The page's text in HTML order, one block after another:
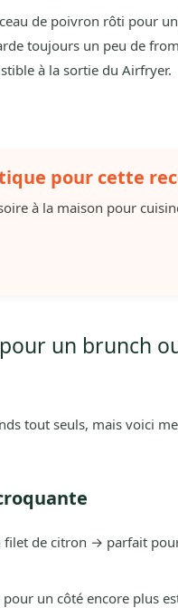
de poivron rôti pour
toujours un peu de
à la sortie du Airfryer.
pour cette
à la maison pour
un brunch
tout seuls, mais voici
filet de citron → parfait
un côté encore plus